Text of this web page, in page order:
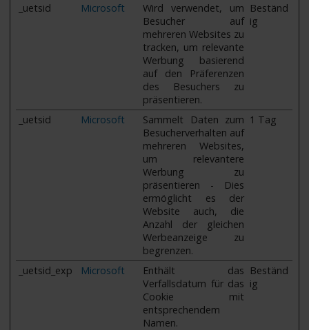
_uetsid Microsoft
Wird verwendet, um
Besucher auf
mehreren Websites zu
tracken, um relevante
Werbung basierend
auf den Präferenzen
des Besuchers zu
präsentieren.
Beständ
ig
_uetsid Microsoft
Sammelt Daten zum
Besucherverhalten auf
mehreren Websites,
um relevantere
Werbung zu
präsentieren - Dies
ermöglicht es der
Website auch, die
Anzahl der gleichen
Werbeanzeige zu
begrenzen.
1 Tag
_uetsid_exp Microsoft
Enthält das
Verfallsdatum für das
Cookie mit
entsprechendem
Namen.
Beständ
ig